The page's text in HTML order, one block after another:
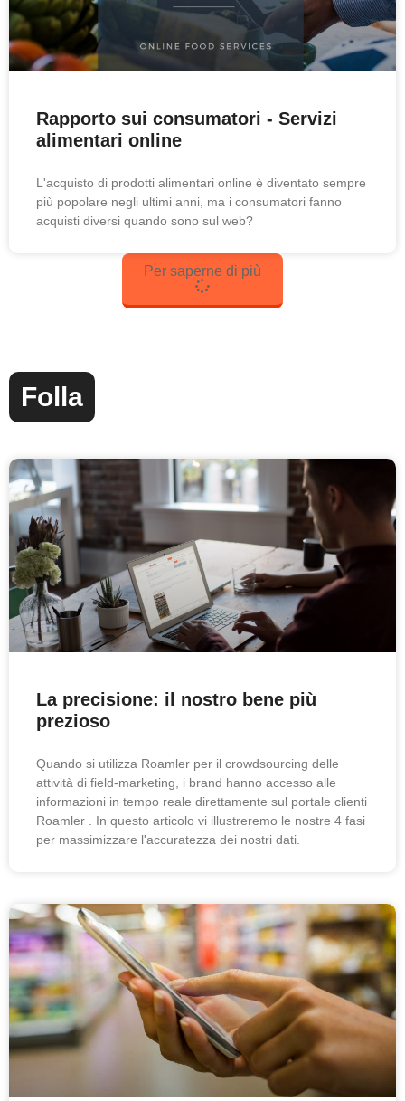
Rapporto sui consumatori - Servizi
alimentari online
L'acquisto di prodotti alimentari online è diventato sempre
più popolare negli ultimi anni, ma i consumatori fanno
acquisti diversi quando sono sul web?
Per saperne di più
Folla
La precisione: il nostro bene più
prezioso
Quando si utilizza Roamler per il crowdsourcing delle
attività di field-marketing, i brand hanno accesso alle
informazioni in tempo reale direttamente sul portale clienti
Roamler . In questo articolo vi illustreremo le nostre 4 fasi
per massimizzare l'accuratezza dei nostri dati.